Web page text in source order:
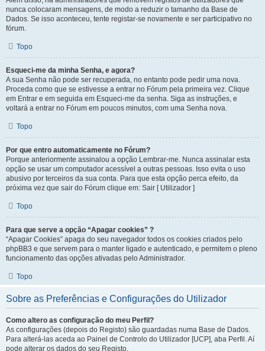
nunca colocaram mensagens, de modo a reduzir o tamanho da Base de
Dados. Se isso aconteceu, tente registar-se novamente e ser participativo no
fórum.
Topo
Esqueci-me da minha Senha, e agora?
A sua Senha não pode ser recuperada, no entanto pode pedir uma nova.
Proceda como que se estivesse a entrar no Fórum pela primeira vez. Clique
em Entrar e em seguida em Esqueci-me da senha. Siga as instruções, e
voltará a entrar no Fórum em poucos minutos, com uma Senha nova.
Topo
Por que entro automaticamente no Fórum?
Porque anteriormente assinalou a opção Lembrar-me. Nunca assinalar esta
opção se usar um computador acessível a outras pessoas. Isso evita o uso
abusivo por terceiros da sua conta. Para que esta opção perca efeito, da
próxima vez que sair do Fórum clique em: Sair [ Utilizador ]
Topo
Para que serve a opção “Apagar cookies” ?
“Apagar Cookies” apaga do seu navegador todos os cookies criados pelo
phpBB3 e que servem para o manter ligado e autenticado, e permitem o pleno
funcionamento das opções ativadas pelo Administrador.
Topo
Sobre as Preferências e Configurações do Utilizador
Como altero as configuração do meu Perfil?
As configurações (depois do Registo) são guardadas numa Base de Dados.
Para alterá-las aceda ao Painel de Controlo do Utilizador [UCP], aba Perfil. Aí
pode alterar os dados do seu Registo.